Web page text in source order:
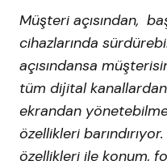
Müşteri açısından,
cihazlarında
açısındansa
tüm dijital
ekrandan
özellikleri
özellikleri ile konum,